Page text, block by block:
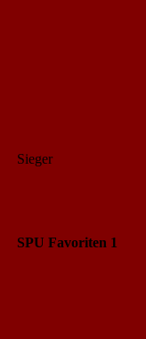
Sieger
SPU Favoriten 1